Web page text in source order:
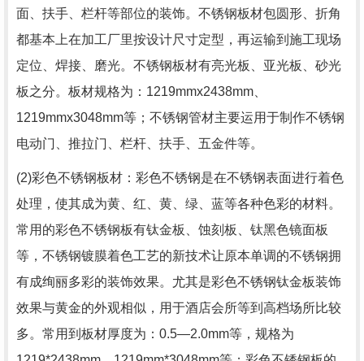
面、扶手、栏杆等部位的装饰。不锈钢板材包圆形、折角
都基本上在加工厂里按设计尺寸定型，再运输到施工现场
定位、焊接、磨光。不锈钢板材有亮光板、亚光板、砂光
板之分。板材规格为：1219mmx2438mm、
1219mmx3048mm等；不锈钢管材主要运用于制作不锈钢
电动门、推拉门、栏杆、扶手、五金件等。
(2)彩色不锈钢板材：彩色不锈钢是在不锈钢表面进行着色
处理，使其成为黄、红、黄、绿、蓝等各种色彩的材料。
常用的彩色不锈钢板有钛金板、蚀刻板、钛黑色镜面板
等，不锈钢镀膜着色工艺的新技术让原本单调的不锈钢拥
有成绚丽多彩的装饰效果。尤其是彩色不锈钢钛金板装饰
效果与黄金的外观相似，用于酒店会所等到高档场所比较
多。常用到板材厚度为：0.5—2.0mm等，规格为